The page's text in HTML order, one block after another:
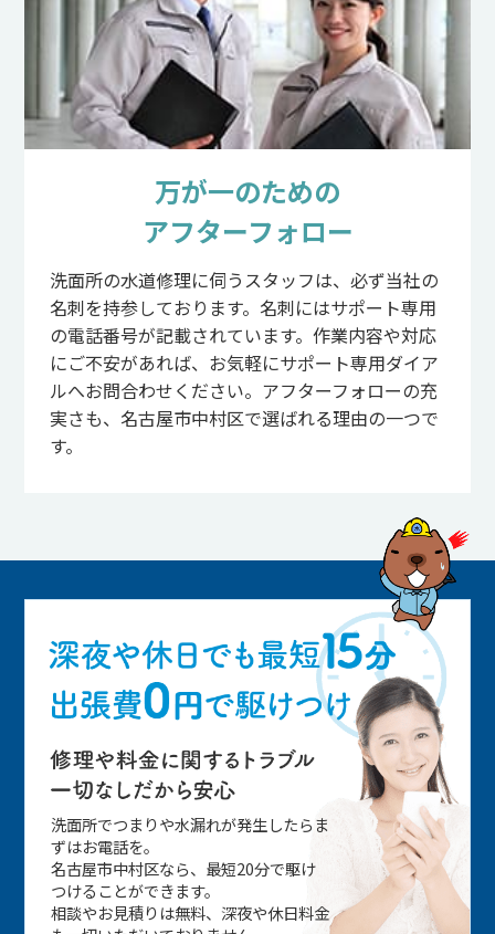
万が一のための
アフターフォロー
洗面所の水道修理に伺うスタッフは、必ず当社の
名刺を持参しております。名刺にはサポート専用
の電話番号が記載されています。作業内容や対応
にご不安があれば、お気軽にサポート専用ダイア
ルへお問合わせください。アフターフォローの充
実さも、名古屋市中村区で選ばれる理由の一つで
す。
洗面所でつまりや水漏れが発生したらま
ずはお電話を。
名古屋市中村区なら、最短20分で駆け
つけることができます。
相談やお見積りは無料、深夜や休日料金